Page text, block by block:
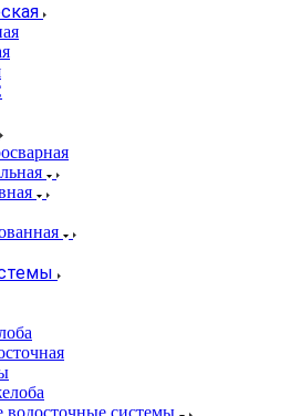
водосточные системы